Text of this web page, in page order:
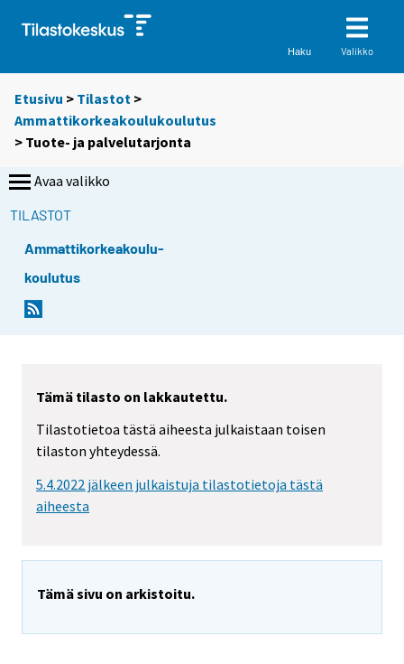
Haku Valikko
Etusivu > Tilastot >
Ammattikorkeakoulukoulutus
> Tuote- ja palvelutarjonta
Avaa valikko
TILASTOT
Ammattikorkeakoulu-
koulutus
Tämä tilasto on lakkautettu.
Tilastotietoa tästä aiheesta julkaistaan toisen
tilaston yhteydessä.
5.4.2022 jälkeen julkaistuja tilastotietoja tästä
aiheesta
Tämä sivu on arkistoitu.